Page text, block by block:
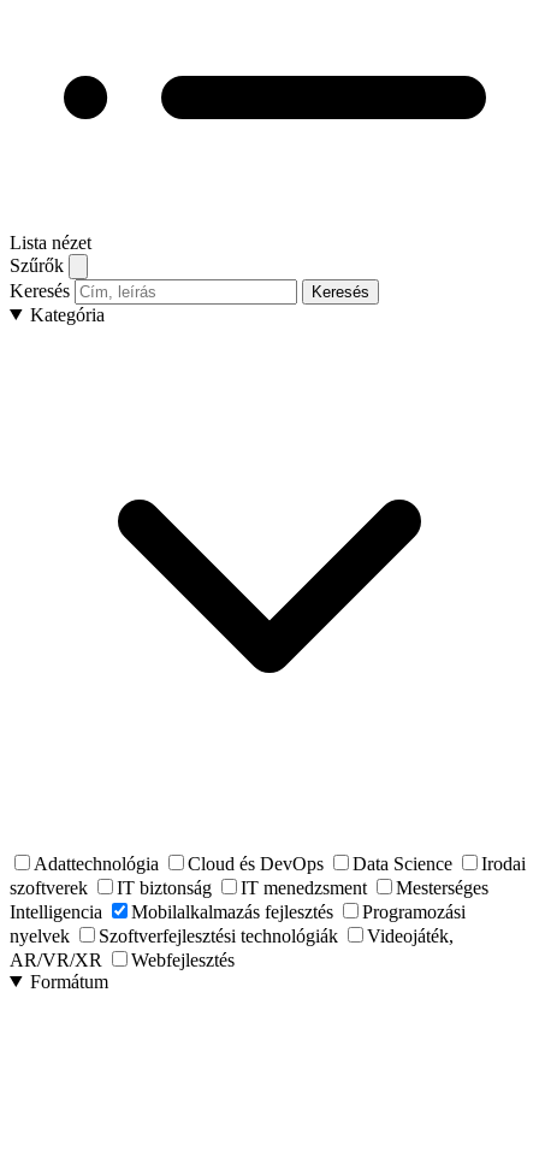
Lista nézet
Szűrők
Keresés
Keresés
Kategória
Adattechnológia Cloud és DevOps Data Science
Irodai
szoftverek
IT biztonság IT menedzsment
Mesterséges
Intelligencia
Mobilalkalmazás fejlesztés
Programozási
nyelvek
Szoftverfejlesztési technológiák
Videojáték,
AR/VR/XR
Webfejlesztés
Formátum